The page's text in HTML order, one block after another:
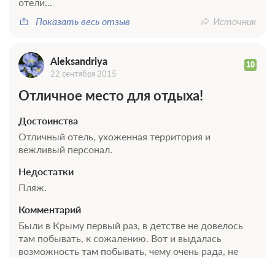
Показать весь отзыв
Источник
Aleksandriya 10
22 сентября 2015
Отличное место для отдыха!
Достоинства
Отличный отель, ухоженная территория и
вежливый персонал.
Недостатки
Пляж.
Комментарий
Были в Крыму первый раз, в детстве не довелось
там побывать, к сожалению. Вот и выдалась
возможность там побывать, чему очень рада, не